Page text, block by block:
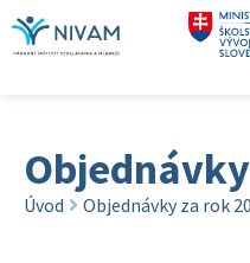
Úvod Objednávky za rok